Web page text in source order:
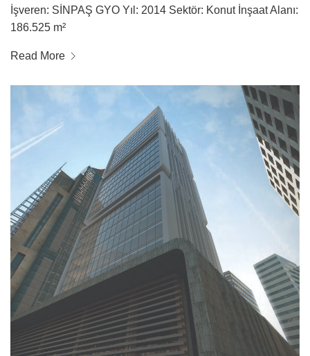
İşveren: SİNPAŞ GYO Yıl: 2014 Sektör: Konut İnşaat Alanı:
186.525 m²
Read More